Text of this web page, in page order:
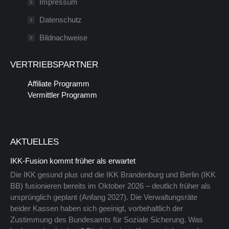
Fensterneuen
geöffnet
Datenschutz
Bildnachweise
VERTRIEBSPARTNER
Affiliate Programm
Vermittler Programm
AKTUELLES
IKK-Fusion kommt früher als erwartet
Die IKK gesund plus und die IKK Brandenburg und Berlin (IKK
BB) fusionieren bereits im Oktober 2026 – deutlich früher als
ursprünglich geplant (Anfang 2027). Die Verwaltungsräte
beider Kassen haben sich geeinigt, vorbehaltlich der
Zustimmung des Bundesamts für Soziale Sicherung. Was